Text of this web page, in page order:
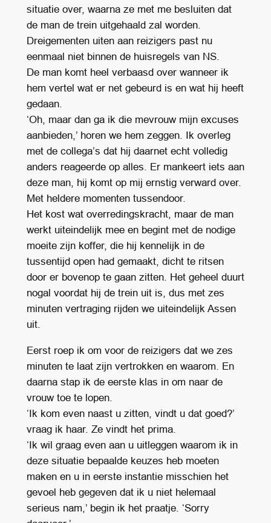
situatie over, waarna ze met me besluiten dat
de man de trein uitgehaald zal worden.
Dreigementen uiten aan reizigers past nu
eenmaal niet binnen de huisregels van NS.
De man komt heel verbaasd over wanneer ik
hem vertel wat er net gebeurd is en wat hij heeft
gedaan.
‘Oh, maar dan ga ik die mevrouw mijn excuses
aanbieden,’ horen we hem zeggen. Ik overleg
met de collega’s dat hij daarnet echt volledig
anders reageerde op alles. Er mankeert iets aan
deze man, hij komt op mij ernstig verward over.
Met heldere momenten tussendoor.
Het kost wat overredingskracht, maar de man
werkt uiteindelijk mee en begint met de nodige
moeite zijn koffer, die hij kennelijk in de
tussentijd open had gemaakt, dicht te ritsen
door er bovenop te gaan zitten. Het geheel duurt
nogal voordat hij de trein uit is, dus met zes
minuten vertraging rijden we uiteindelijk Assen
uit.
Eerst roep ik om voor de reizigers dat we zes
minuten te laat zijn vertrokken en waarom. En
daarna stap ik de eerste klas in om naar de
vrouw toe te lopen.
‘Ik kom even naast u zitten, vindt u dat goed?’
vraag ik haar. Ze vindt het prima.
‘Ik wil graag even aan u uitleggen waarom ik in
deze situatie bepaalde keuzes heb moeten
maken en u in eerste instantie misschien het
gevoel heb gegeven dat ik u niet helemaal
serieus nam,’ begin ik het praatje. ‘Sorry